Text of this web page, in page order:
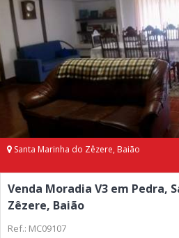
Santa Marinha do Zêzere, Baião
Venda Moradia V3 em Pedra,
Zêzere, Baião
Ref.: MC09107